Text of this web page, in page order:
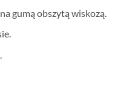
gumą obszytą wiskozą.